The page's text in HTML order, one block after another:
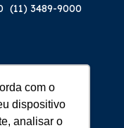
com o
dispositivo
analisar o
(11) 3489-9000